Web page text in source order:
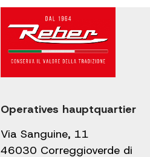
Operatives hauptquartier
Via Sanguine, 11
46030 Correggioverde di